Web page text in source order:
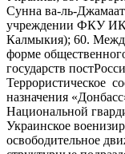
Сунна ва-ль-
учреждении ФКУ
Калмыкия); 60.
форме
государств
Террористическое
назначения
Национальной
Украинское
освободительное